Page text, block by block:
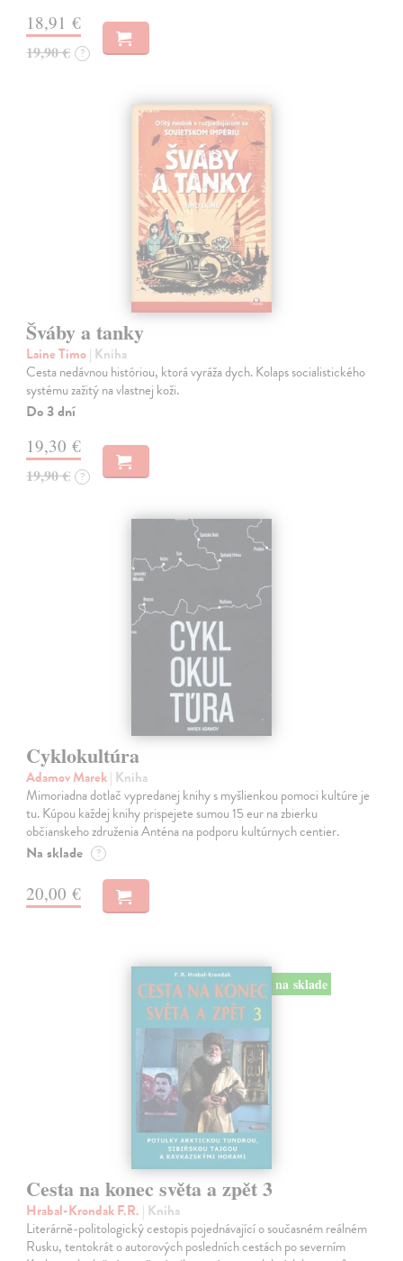
18,91 €
19,90 € ?
Šváby a tanky
Laine Timo| Kniha
Cesta nedávnou históriou, ktorá vyráža dych. Kolaps socialistického
systému zažitý na vlastnej koži.
Do 3 dní
19,30 €
19,90 € ?
Cyklokultúra
Adamov Marek| Kniha
Mimoriadna dotlač vypredanej knihy s myšlienkou pomoci kultúre je
tu. Kúpou každej knihy prispejete sumou 15 eur na zbierku
občianskeho združenia Anténa na podporu kultúrnych centier.
Na sklade ?
20,00 €
na sklade
Cesta na konec světa a zpět 3
Hrabal-Krondak F.R. | Kniha
Literárně-politologický cestopis pojednávající o současném reálném
Rusku, tentokrát o autorových posledních cestách po severním